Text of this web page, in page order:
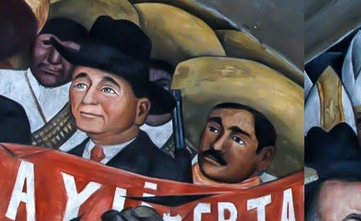
recuerdo que le dije a mi
porque Andrés Manuel
que tendría que apoyar en lo
al comité de morena por
en la ciudad interesado en
las fuentes políticas,
estaba seguro que AMLO
junto con un grupo de
molotov, llantas y algunos
que se respetara la voluntad
sudaba frio ante los nervios
de acción nacional y